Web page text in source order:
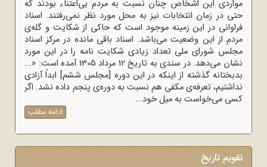
مواردی این اشخاص چنان نسبت به مردم بی‌اعتناء بودند که
حتی در زمان انتخابات نیز به محل مورد نظر نمی‌رفتند. اسناد
فراوانی در این زمینه موجود است که حاکی از شکایت و گله‌ی
مردم از این وضعیت می‌باشد. اسناد باقی مانده در مرکز اسناد
مجلس شورای ملی تعداد زیادی شکایت نامه را در این مورد
نشان می‌دهد. در سندی به تاریخ 12 مرداد 1305 آمده است: «...
بدبختانه گذشته از اینکه در این دوره [مجلس ششم] ابداً آزادی
نداشتیم، تعرفه‌ی مکفی هم نسبت به دوره‌ی پنجم داده نشد. اگر
کسی می‌خواست به میل خود...
ادامه مطلب
تقویم تاریخ